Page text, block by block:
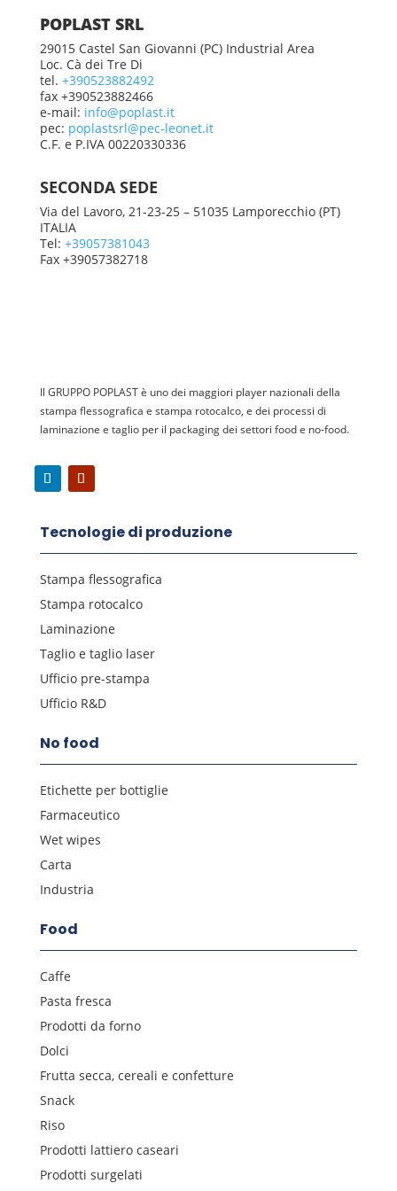
POPLAST SRL
29015 Castel San Giovanni (PC) Industrial Area
Loc. Cà dei Tre Di
tel. +390523882492
fax +390523882466
e-mail: info@poplast.it
pec: poplastsrl@pec-leonet.it
C.F. e P.IVA 00220330336
SECONDA SEDE
Via del Lavoro, 21-23-25 – 51035 Lamporecchio (PT)
ITALIA
Tel: +39057381043
Fax +39057382718
Il GRUPPO POPLAST è uno dei maggiori player nazionali della
stampa flessografica e stampa rotocalco, e dei processi di
laminazione e taglio per il packaging dei settori food e no-food.
Tecnologie di produzione
Stampa flessografica
Stampa rotocalco
Laminazione
Taglio e taglio laser
Ufficio pre-stampa
Ufficio R&D
No food
Etichette per bottiglie
Farmaceutico
Wet wipes
Carta
Industria
Food
Caffe
Pasta fresca
Prodotti da forno
Dolci
Frutta secca, cereali e confetture
Snack
Riso
Prodotti lattiero caseari
Prodotti surgelati